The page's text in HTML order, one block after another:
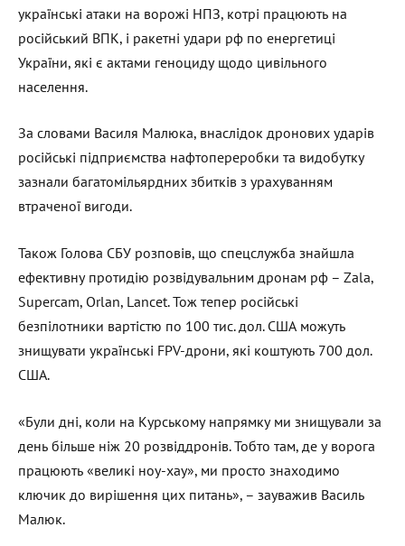
українські атаки на ворожі НПЗ, котрі працюють на
російський ВПК, і ракетні удари рф по енергетиці
України, які є актами геноциду щодо цивільного
населення.
За словами Василя Малюка, внаслідок дронових ударів
російські підприємства нафтопереробки та видобутку
зазнали багатомільярдних збитків з урахуванням
втраченої вигоди.
Також Голова СБУ розповів, що спецслужба знайшла
ефективну протидію розвідувальним дронам рф – Zala,
Supercam, Orlan, Lancet. Тож тепер російські
безпілотники вартістю по 100 тис. дол. США можуть
знищувати українські FPV-дрони, які коштують 700 дол.
США.
«Були дні, коли на Курському напрямку ми знищували за
день більше ніж 20 розвіддронів. Тобто там, де у ворога
працюють «великі ноу-хау», ми просто знаходимо
ключик до вирішення цих питань», – зауважив Василь
Малюк.